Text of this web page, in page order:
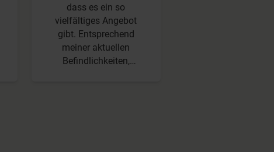
dass es ein so
vielfältiges Angebot
gibt. Entsprechend
meiner aktuellen
Befindlichkeiten,